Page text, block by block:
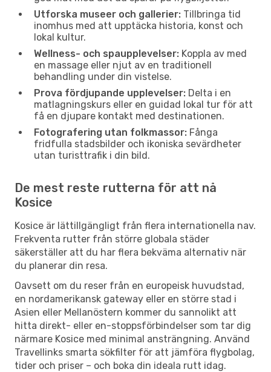
Utforska museer och gallerier: Tillbringa tid
inomhus med att upptäcka historia, konst och
lokal kultur.
Wellness- och spaupplevelser: Koppla av med
en massage eller njut av en traditionell
behandling under din vistelse.
Prova fördjupande upplevelser: Delta i en
matlagningskurs eller en guidad lokal tur för att
få en djupare kontakt med destinationen.
Fotografering utan folkmassor: Fånga
fridfulla stadsbilder och ikoniska sevärdheter
utan turisttrafik i din bild.
De mest reste rutterna för att nå
Kosice
Kosice är lättillgängligt från flera internationella nav.
Frekventa rutter från större globala städer
säkerställer att du har flera bekväma alternativ när
du planerar din resa.
Oavsett om du reser från en europeisk huvudstad,
en nordamerikansk gateway eller en större stad i
Asien eller Mellanöstern kommer du sannolikt att
hitta direkt- eller en-stoppsförbindelser som tar dig
närmare Kosice med minimal ansträngning. Använd
Travellinks smarta sökfilter för att jämföra flygbolag,
tider och priser – och boka din ideala rutt idag.